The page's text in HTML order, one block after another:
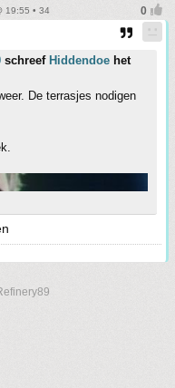
19:55 • 34
schreef Hiddendoe het
De terrasjes nodigen